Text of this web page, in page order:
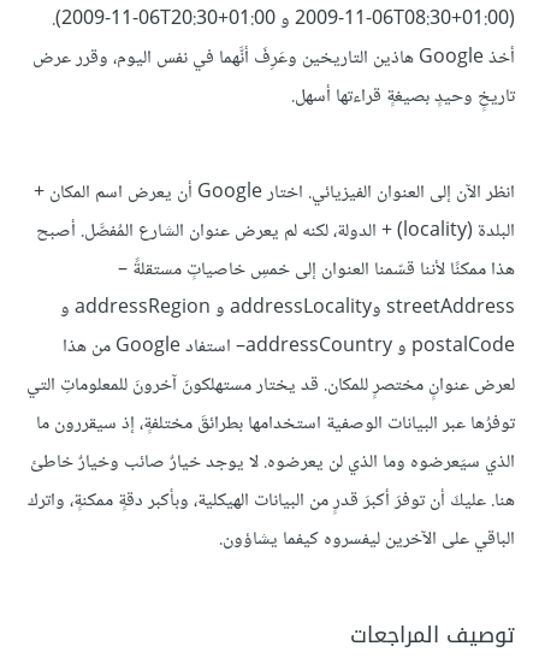
(‎2009-11-06T08:30+01:00 و ‎2009-11-06T20:30+01:00).
أخذ Google هاذين التاريخين وعَرِفَ أنَّهما في نفس اليوم، وقرر عرض
تاريخٍ وحيدٍ بصيغةٍ قراءتها أسهل.
انظر الآن إلى العنوان الفيزيائي. اختار Google أن يعرض اسم المكان +
البلدة (locality) + الدولة، لكنه لم يعرض عنوان الشارع المُفصَّل. أصبح
هذا ممكنًا لأننا قسّمنا العنوان إلى خمسِ خاصياتٍ مستقلةً –
streetAddress وaddressLocality و addressRegion و
postalCode و addressCountry– استفاد Google من هذا
لعرض عنوانٍ مختصرٍ للمكان. قد يختار مستهلكونَ آخرونَ للمعلوماتِ التي
توفرُها عبر البيانات الوصفية استخدامها بطرائقَ مختلفةٍ، إذ سيقررون ما
الذي سيَعرضوه وما الذي لن يعرضوه. لا يوجد خيارٌ صائب وخيارٌ خاطئ
هنا. عليكَ أن توفرَ أكبرَ قدرٍ من البيانات الهيكلية، وبأكبر دقةٍ ممكنةٍ، واترك
الباقي على الآخرين ليفسروه كيفما يشاؤون.
توصيف المراجعات